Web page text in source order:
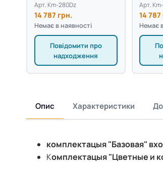
Арт. Km-280Dz
14 787 грн.
Немає в наявності
Повідомити про
надходження
Арт.
14
Немає
Опис Характеристики
комплектацыя "Базовая"
Комплектацыя "Цветные и